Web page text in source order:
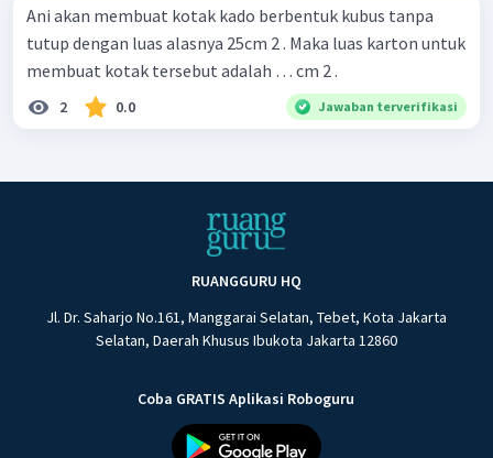
Ani akan membuat kotak kado berbentuk kubus tanpa
tutup dengan luas alasnya 25cm 2 . Maka luas karton untuk
membuat kotak tersebut adalah … cm 2 .
2 0.0 Jawaban terverifikasi
RUANGGURU HQ
Jl. Dr. Saharjo No.161, Manggarai Selatan, Tebet, Kota Jakarta
Selatan, Daerah Khusus Ibukota Jakarta 12860
Coba GRATIS Aplikasi Roboguru